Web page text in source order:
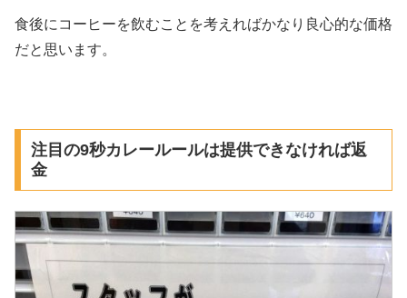
食後にコーヒーを飲むことを考えればかなり良心的な価格
だと思います。
注目の9秒カレールールは提供できなければ返
金